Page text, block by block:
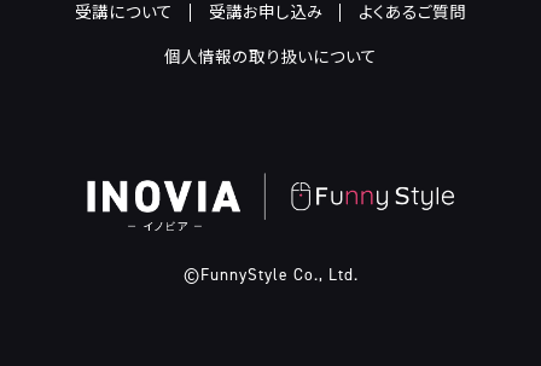
受講について 受講お申し込み よくあるご質問
個人情報の取り扱いについて
©FunnyStyle Co., Ltd.